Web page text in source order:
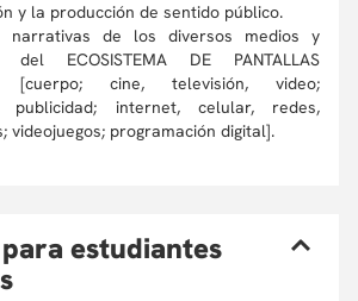
y la producción de sentido público.
narrativas de los diversos medios y
del ECOSISTEMA DE PANTALLAS
[cuerpo; cine, televisión, video;
publicidad; internet, celular, redes,
videojuegos; programación digital].
estudiantes